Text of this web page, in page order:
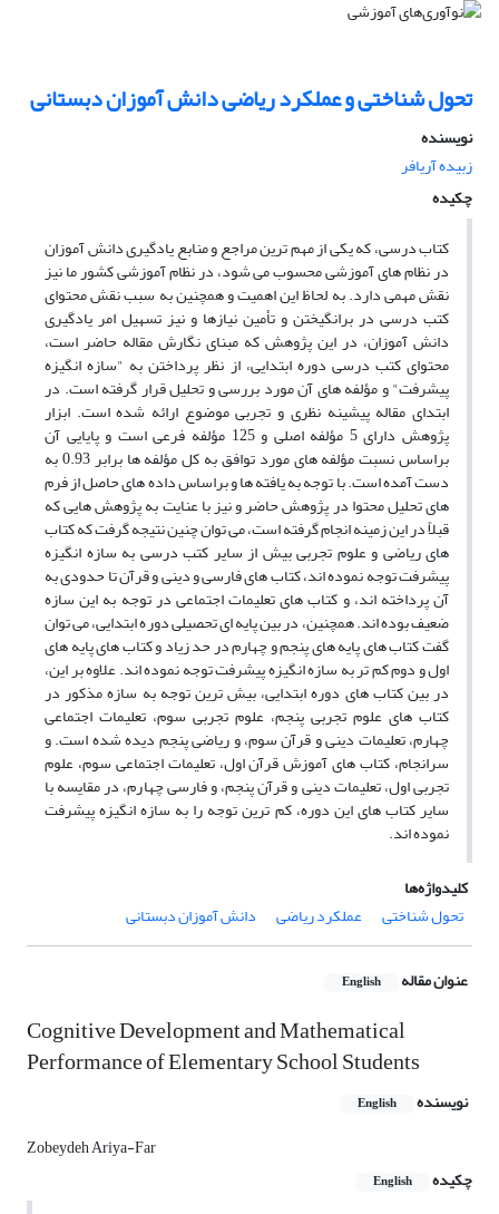
تحول شناختی و عملکرد ریاضی دانش آموزان دبستانی
نویسنده
زبیده آریافر
چکیده
کتاب درسی، که یکی از مهم ترین مراجع و منابع یادگیری دانش آموزان
در نظام های آموزشی محسوب می شود، در نظام آموزشی کشور ما نیز
نقش مهمی دارد. به لحاظ این اهمیت و همچنین به سبب نقش محتوای
کتب درسی در برانگیختن و تأمین نیازها و نیز تسهیل امر یادگیری
دانش آموزان، در این پژوهش که مبنای نگارش مقاله حاضر است،
محتوای کتب درسی دوره ابتدایی، از نظر پرداختن به "سازه انگیزه
پیشرفت" و مؤلفه های آن مورد بررسی و تحلیل قرار گرفته است. در
ابتدای مقاله پیشینه نظری و تجربی موضوع ارائه شده است. ابزار
پژوهش دارای 5 مؤلفه اصلی و 125 مؤلفه فرعی است و پایایی آن
براساس نسبت مؤلفه های مورد توافق به کل مؤلفه ها برابر 0.93 به
دست آمده است. با توجه به یافته ها و براساس داده های حاصل از فرم
های تحلیل محتوا در پژوهش حاضر و نیز با عنایت به پژوهش هایی که
قبلاً در این زمینه انجام گرفته است، می توان چنین نتیجه گرفت که کتاب
های ریاضی و علوم تجربی بیش از سایر کتب درسی به سازه انگیزه
پیشرفت توجه نموده اند، کتاب های فارسی و دینی و قرآن تا حدودی به
آن پرداخته اند، و کتاب های تعلیمات اجتماعی در توجه به این سازه
ضعیف بوده اند. همچنین، در بین پایه ای تحصیلی دوره ابتدایی، می توان
گفت کتاب های پایه های پنجم و چهارم در حد زیاد و کتاب های پایه های
اول و دوم کم تر به سازه انگیزه پیشرفت توجه نموده اند. علاوه بر این،
در بین کتاب های دوره ابتدایی، بیش ترین توجه به سازه مذکور در
کتاب های علوم تجربی پنجم، علوم تجربی سوم، تعلیمات اجتماعی
چهارم، تعلیمات دینی و قرآن سوم، و ریاضی پنجم دیده شده است. و
سرانجام، کتاب های آموزش قرآن اول، تعلیمات اجتماعی سوم، علوم
تجربی اول، تعلیمات دینی و قرآن پنجم، و فارسی چهارم، در مقایسه با
سایر کتاب های این دوره، کم ترین توجه را به سازه انگیزه پیشرفت
نموده اند.
کلیدواژه‌ها
تحول شناختی
عملکرد ریاضی دانش آموزان دبستانی
عنوان مقاله English
Cognitive Development and Mathematical
Performance of Elementary School Students
نویسنده English
Zobeydeh Ariya-Far
چکیده
English